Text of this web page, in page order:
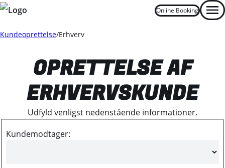
Online Booking
Kundeoprettelse Erhverv
OPRETTELSE AF
ERHVERVSKUNDE
Udfyld venligst nedenstående informationer.
Kundemodtager: